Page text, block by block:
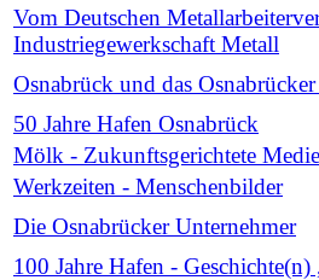
Vom Deutschen
Industriegewerkschaft Metall
Osnabrück und das
50 Jahre Hafen Osnabrück
Mölk - Zukunftsgerichtete
Werkzeiten - Menschenbilder
Die Osnabrücker Unternehmer
100 Jahre Hafen -